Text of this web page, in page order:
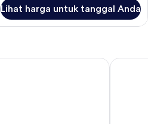
Lihat harga untuk tanggal Anda
Aksorn